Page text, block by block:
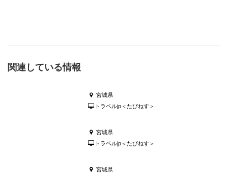
関連している情報
宮城県
トラベルjp＜たびねす＞
宮城県
トラベルjp＜たびねす＞
宮城県